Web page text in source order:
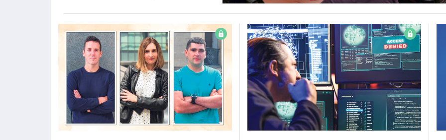
caso ante una recuperación sólida”.
El informe recoge las respuestas de
207 empresas, que representan a
17.710 personas trabajadoras. Una
de las principales novedades es el
Índice de Coyuntura FVEM, que
pondera diez variables de ...